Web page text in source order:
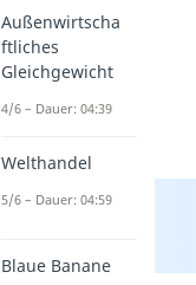
Außenwirtscha
ftliches
Gleichgewicht
4/6 – Dauer: 04:39
Welthandel
5/6 – Dauer: 04:59
Blaue Banane